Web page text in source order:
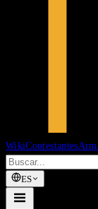
WikiContestantes
ES